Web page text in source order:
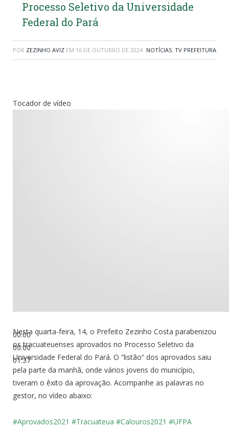
Processo Seletivo da Universidade
Federal do Pará
POR ZEZINHO AVIZ EM 16 DE OUTUBRO DE 2024 NOTÍCIAS, TV PREFEITURA
Tocador de vídeo
00:00
00:00
01:37
Nesta quarta-feira, 14, o Prefeito Zezinho Costa parabenizou
os tracuateuenses aprovados no Processo Seletivo da
Universidade Federal do Pará. O “listão” dos aprovados saiu
pela parte da manhã, onde vários jovens do município,
tiveram o êxito da aprovação. Acompanhe as palavras no
gestor, no vídeo abaixo:
#Aprovados2021 #Tracuateua #Calouros2021 #UFPA